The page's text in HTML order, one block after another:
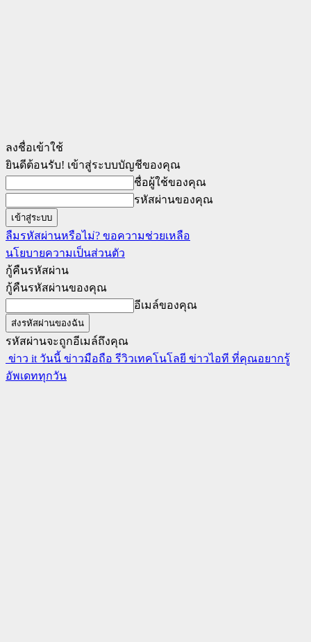
ลงชื่อเข้าใช้
ยินดีต้อนรับ! เข้าสู่ระบบบัญชีของคุณ
ชื่อผู้ใช้ของคุณ
รหัสผ่านของคุณ
ลืมรหัสผ่านหรือไม่? ขอความช่วยเหลือ
นโยบายความเป็นส่วนตัว
กู้คืนรหัสผ่าน
กู้คืนรหัสผ่านของคุณ
อีเมล์ของคุณ
รหัสผ่านจะถูกอีเมล์ถึงคุณ
ข่าว it วันนี้ ข่าวมือถือ รีวิวเทคโนโลยี ข่าวไอที ที่คุณอยากรู้
อัพเดททุกวัน